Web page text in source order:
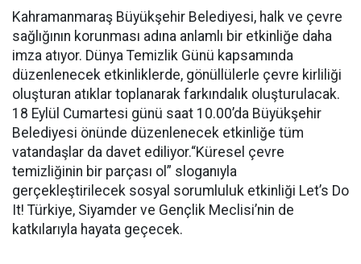
Kahramanmaraş Büyükşehir Belediyesi, halk ve çevre
sağlığının korunması adına anlamlı bir etkinliğe daha
imza atıyor. Dünya Temizlik Günü kapsamında
düzenlenecek etkinliklerde, gönüllülerle çevre kirliliği
oluşturan atıklar toplanarak farkındalık oluşturulacak.
18 Eylül Cumartesi günü saat 10.00’da Büyükşehir
Belediyesi önünde düzenlenecek etkinliğe tüm
vatandaşlar da davet ediliyor.“Küresel çevre
temizliğinin bir parçası ol” sloganıyla
gerçekleştirilecek sosyal sorumluluk etkinliği Let’s Do
It! Türkiye, Siyamder ve Gençlik Meclisi’nin de
katkılarıyla hayata geçecek.